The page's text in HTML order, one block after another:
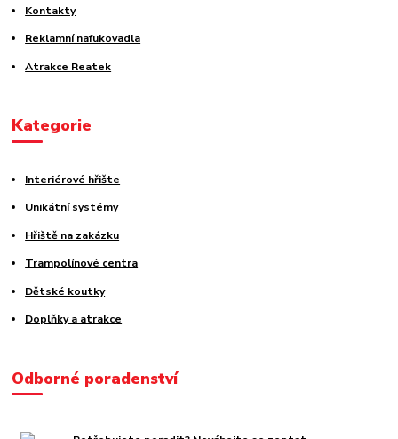
Kontakty
Reklamní nafukovadla
Atrakce Reatek
Kategorie
Interiérové hřište
Unikátní systémy
Hřiště na zakázku
Trampolínové centra
Dětské koutky
Doplňky a atrakce
Odborné poradenství